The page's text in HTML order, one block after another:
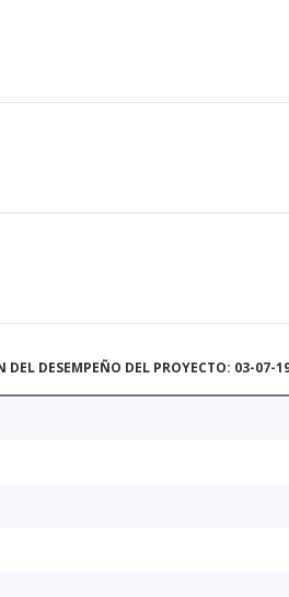
DEL DESEMPEÑO DEL PROYECTO: 03-07-